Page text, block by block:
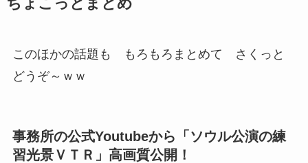
このほかの話題も もろもろまとめて さくっと
どうぞ～ｗｗ
事務所の公式Youtubeから「ソウル公演の練
習光景ＶＴＲ」高画質公開！